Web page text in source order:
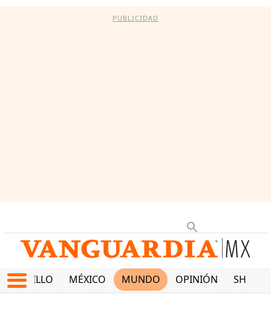
PUBLICIDAD
SALTILLO MÉXICO MUNDO OPINIÓN SHOW